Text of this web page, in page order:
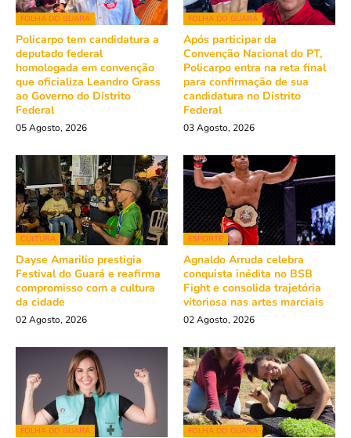
FOLHA DO GUARÁ
Policarpo tem candidatura a
deputado federal
homologada em convenção
que oficializa Leandro Grass
ao Governo do Distrito
Federal
05 Agosto, 2026
FOLHA DO GUARÁ
Após participar da
Convenção Nacional do PT,
Policarpo entra na reta final
para confirmação de sua
candidatura no Distrito
Federal
03 Agosto, 2026
CULTURA
Dayse Amarilio prestigia
Festival do Guará e reafirma
compromisso com a cultura
da cidade
02 Agosto, 2026
ESPORTE
Agnaldo Arruda celebra
conquista inédita no BSB
Fight e consolida trajetória
vitoriosa nas artes marciais
02 Agosto, 2026
FOLHA DO GUARÁ FOLHA DO GUARÁ